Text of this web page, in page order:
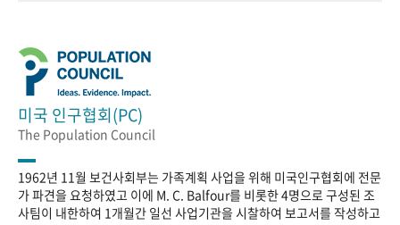
미국 인구협회(PC)
The Population Council
1962년 11월 보건사회부는 가족계획 사업을 위해 미국인구협회에 전문
가 파견을 요청하였고 이에 M. C. Balfour를 비롯한 4명으로 구성된 조
사팀이 내한하여 1개월간 일선 사업기관을 시찰하여 보고서를 작성하고